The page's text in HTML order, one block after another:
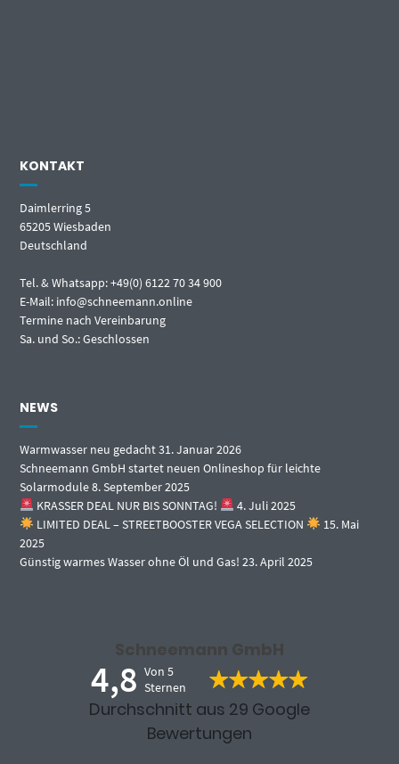
KONTAKT
Daimlerring 5
65205 Wiesbaden
Deutschland
Tel. & Whatsapp: +49(0) 6122 70 34 900
E-Mail: info@schneemann.online
Termine nach Vereinbarung
Sa. und So.: Geschlossen
NEWS
Warmwasser neu gedacht31. Januar 2026
Schneemann GmbH startet neuen Onlineshop für leichte
Solarmodule8. September 2025
KRASSER DEAL NUR BIS SONNTAG!
4. Juli 2025
LIMITED DEAL – STREETBOOSTER VEGA SELECTION
15. Mai
2025
Günstig warmes Wasser ohne Öl und Gas! 23. April 2025
Schneemann GmbH
4,8 Von 5
Sternen
Durchschnitt aus 29 Google
Bewertungen